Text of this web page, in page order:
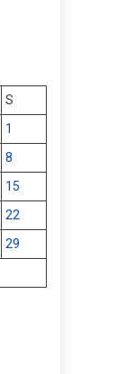
S
1
8
15
22
29